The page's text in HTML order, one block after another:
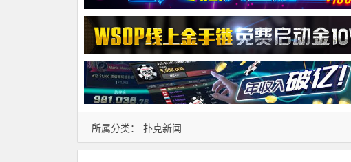
所属分类： 扑克新闻